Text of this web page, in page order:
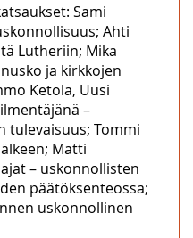
Sami
Ahti
Lutheriin; Mika
ja kirkkojen
Ketola, Uusi
–
tulevaisuus; Tommi
Matti
– uskonnollisten
päätöksenteossa;
uskonnollinen